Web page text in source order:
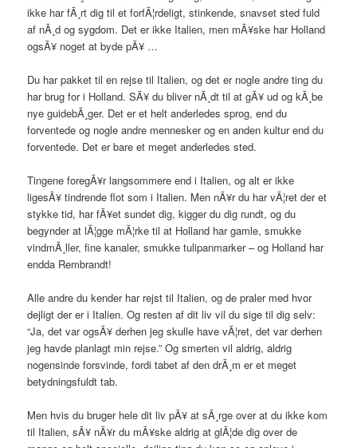
ikke har fÃ¸rt dig til et forfÃ¦rdeligt, stinkende, snavset sted fuld
af nÃ¸d og sygdom. Det er ikke Italien, men mÃ¥ske har Holland
ogsÃ¥ noget at byde pÃ¥ …
Du har pakket til en rejse til Italien, og det er nogle andre ting du
har brug for i Holland. SÃ¥ du bliver nÃ¸dt til at gÃ¥ ud og kÃ¸be
nye guidebÃ¸ger. Det er et helt anderledes sprog, end du
forventede og nogle andre mennesker og en anden kultur end du
forventede. Det er bare et meget anderledes sted.
Tingene foregÃ¥r langsommere end i Italien, og alt er ikke
ligesÃ¥ tindrende flot som i Italien. Men nÃ¥r du har vÃ¦ret der et
stykke tid, har fÃ¥et sundet dig, kigger du dig rundt, og du
begynder at lÃ¦gge mÃ¦rke til at Holland har gamle, smukke
vindmÃ¸ller, fine kanaler, smukke tulipanmarker – og Holland har
endda Rembrandt!
Alle andre du kender har rejst til Italien, og de praler med hvor
dejligt der er i Italien. Og resten af dit liv vil du sige til dig selv:
“Ja, det var ogsÃ¥ derhen jeg skulle have vÃ¦ret, det var derhen
jeg havde planlagt min rejse.” Og smerten vil aldrig, aldrig
nogensinde forsvinde, fordi tabet af den drÃ¸m er et meget
betydningsfuldt tab.
Men hvis du bruger hele dit liv pÃ¥ at sÃ¸rge over at du ikke kom
til Italien, sÃ¥ nÃ¥r du mÃ¥ske aldrig at glÃ¦de dig over de